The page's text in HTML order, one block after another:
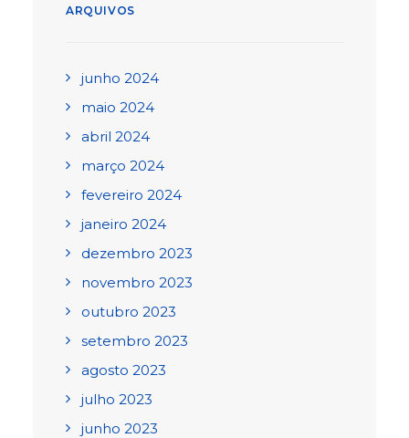
ARQUIVOS
junho 2024
maio 2024
abril 2024
março 2024
fevereiro 2024
janeiro 2024
dezembro 2023
novembro 2023
outubro 2023
setembro 2023
agosto 2023
julho 2023
junho 2023